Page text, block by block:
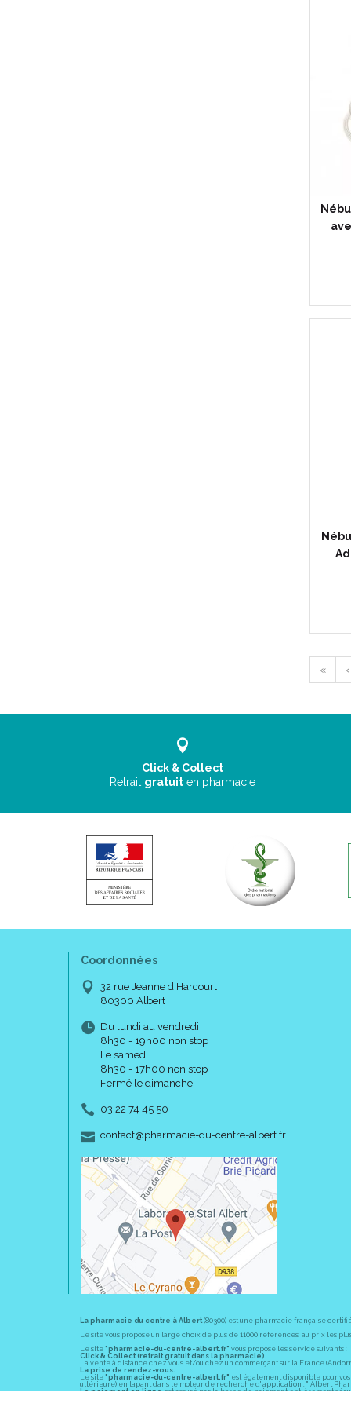
« ‹
Click & Collect
Retrait gratuit en pharmacie
Coordonnées
32 rue Jeanne d’Harcourt
80300 Albert
Du lundi au vendredi
8h30 - 19h00 non stop
Le samedi
8h30 - 17h00 non stop
Fermé le dimanche
03 22 74 45 50
contact-
@-
pharmacie-du-centre-albert.fr
La pharmacie du centre à Albert (80300) est une pharmacie française
Le site vous propose un large choix de plus de 11000 références, au prix les
Le site "pharmacie-du-centre-albert.fr" vous propose les service suivants :
Click & Collect (retrait gratuit dans la pharmacie).
La vente à distance chez vous et/ou chez un commerçant sur la France
La prise de rendez-vous.
Le site "pharmacie-du-centre-albert.fr" est également disponible pour vos
ultérieure) en tapant dans le moteur de recherche d' application : " Albert
Le paiement en ligneest assuré par la borne de paiement entièrement